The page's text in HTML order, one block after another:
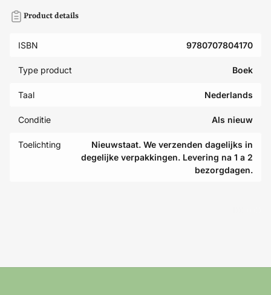
Product details
ISBN 9780707804170
Type product Boek
Taal Nederlands
Conditie Als nieuw
Toelichting
Nieuwstaat. We verzenden dagelijks in
degelijke verpakkingen. Levering na 1 a 2
bezorgdagen.